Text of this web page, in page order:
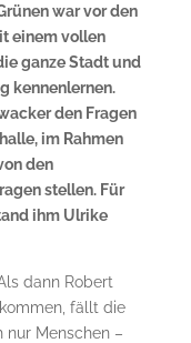
war vor den
einem vollen
ganze Stadt und
kennenlernen.
den Fragen
im Rahmen
den
stellen. Für
ihm Ulrike
dann Robert
fällt die
nur Menschen –